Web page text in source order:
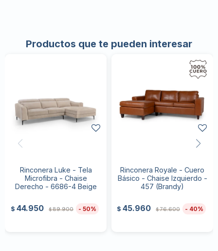
Productos que te pueden interesar
Rinconera Luke - Tela
Microfibra - Chaise
Derecho - 6686-4 Beige
$ 44.950 $89.900 50
Rinconera Royale - Cuero
Básico - Chaise Izquierdo -
457 (Brandy)
$ 45.960 $76.600 40